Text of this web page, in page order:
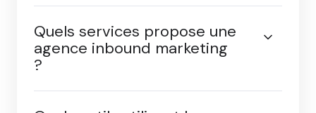
Quelle est la différence
entre inbound marketing et
marketing digital ?
Quels services propose une